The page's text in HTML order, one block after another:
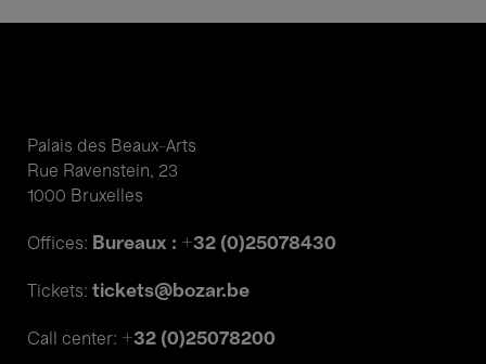
Palais des Beaux-Arts
Rue Ravenstein, 23
1000 Bruxelles
Offices: Bureaux : +32 (0)25078430
Tickets: tickets@bozar.be
Call center: +32 (0)25078200